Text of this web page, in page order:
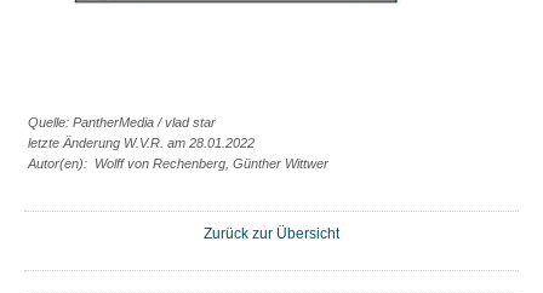
Quelle: PantherMedia / vlad star
letzte Änderung W.V.R. am 28.01.2022
Autor(en): Wolff von Rechenberg, Günther Wittwer
Zurück zur Übersicht